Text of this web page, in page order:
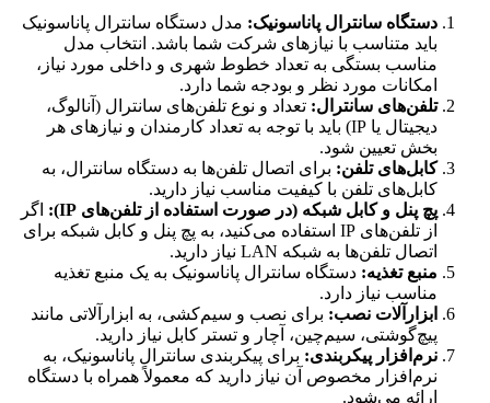
دستگاه سانترال پاناسونیک: مدل دستگاه سانترال پاناسونیک
باید متناسب با نیازهای شرکت شما باشد. انتخاب مدل
مناسب بستگی به تعداد خطوط شهری و داخلی مورد نیاز،
امکانات مورد نظر و بودجه شما دارد.
تلفن‌های سانترال: تعداد و نوع تلفن‌های سانترال (آنالوگ،
دیجیتال یا IP) باید با توجه به تعداد کارمندان و نیازهای هر
بخش تعیین شود.
کابل‌های تلفن: برای اتصال تلفن‌ها به دستگاه سانترال، به
کابل‌های تلفن با کیفیت مناسب نیاز دارید.
پچ پنل و کابل شبکه (در صورت استفاده از تلفن‌های IP):
اگر
از تلفن‌های IP استفاده می‌کنید، به پچ پنل و کابل شبکه برای
اتصال تلفن‌ها به شبکه LAN نیاز دارید.
منبع تغذیه: دستگاه سانترال پاناسونیک به یک منبع تغذیه
مناسب نیاز دارد.
ابزارآلات نصب: برای نصب و سیم‌کشی، به ابزارآلاتی مانند
پیچ‌گوشتی، سیم‌چین، آچار و تستر کابل نیاز دارید.
نرم‌افزار پیکربندی: برای پیکربندی سانترال پاناسونیک، به
نرم‌افزار مخصوص آن نیاز دارید که معمولاً همراه با دستگاه
ارائه می‌شود.